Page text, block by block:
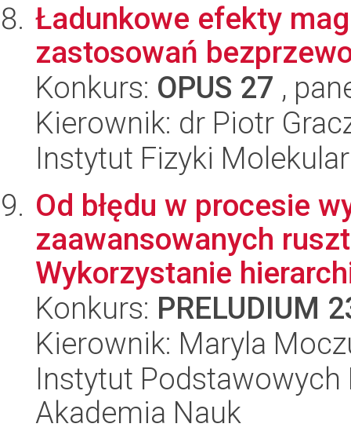
Ładunkowe efekty
zastosowań
Konkurs: OPUS 27 ,
Kierownik: dr Piotr
Instytut Fizyki
Od błędu w procesie
zaawansowanych
Wykorzystanie
Konkurs: PRELUDIUM
Kierownik: Maryla
Instytut
Akademia Nauk